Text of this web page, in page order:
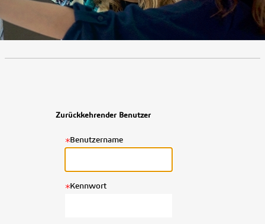
Zurückkehrender Benutzer
Benutzername
.
Erforderlich
Kennwort
.
Erforderlich